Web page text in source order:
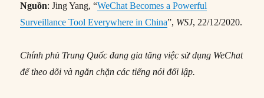
Nguồn: Jing Yang, “WeChat Becomes a Powerful
Surveillance Tool Everywhere in China”, WSJ, 22/12/2020.
Chính phủ Trung Quốc đang gia tăng việc sử dụng WeChat
để theo dõi và ngăn chặn các tiếng nói đối lập.